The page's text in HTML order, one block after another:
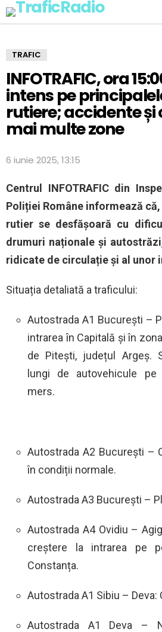
TRAFIC
INFOTRAFIC, ora
intens pe
rutiere; accidente și
mai multe zone
6 iunie 2025, 13:15
Centrul INFOTRAFIC din
Poliției Române informează
rutier se desfășoară cu
drumuri naționale și
ridicate de circulație și al unor
Situația detaliată a traficului:
Autostrada A1 București –
intrarea în Capitală și în
de Pitești, județul Argeș.
lungi de autovehicule
mers.
Autostrada A2 București –
în condiții normale.
Autostrada A3 București –
Autostrada A4 Ovidiu –
creștere la intrarea pe
Constanța.
Autostrada A1 Sibiu – Deva:
Autostrada A1 Deva –